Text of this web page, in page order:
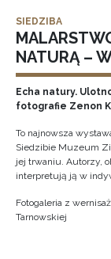
SIEDZIBA
NATURĄ –
Echa natury.
fotografie Zenon
To najnowsza
Siedzibie Muzeum
jej trwaniu. Autorzy,
interpretują ją w
Fotogaleria z
Tarnowskiej